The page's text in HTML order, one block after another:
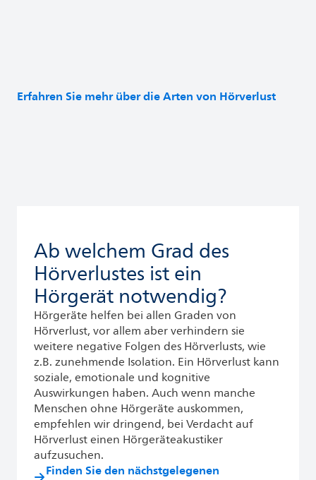
Erfahren Sie mehr über die Arten von Hörverlust
Ab welchem Grad des
Hörverlustes ist ein
Hörgerät notwendig?
Hörgeräte helfen bei allen Graden von
Hörverlust, vor allem aber verhindern sie
weitere negative Folgen des Hörverlusts, wie
z.B. zunehmende Isolation. Ein Hörverlust kann
soziale, emotionale und kognitive
Auswirkungen haben. Auch wenn manche
Menschen ohne Hörgeräte auskommen,
empfehlen wir dringend, bei Verdacht auf
Hörverlust einen Hörgeräteakustiker
aufzusuchen.
Finden Sie den nächstgelegenen